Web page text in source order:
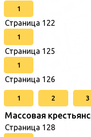
1
Страница 122
1
Страница 125
1
Страница 126
1 2 3
Массовая
Страница 128